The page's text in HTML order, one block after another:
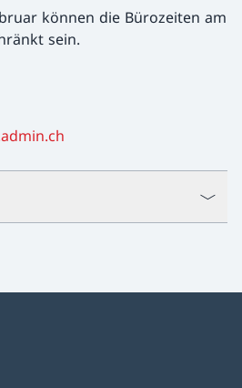
können die Bürozeiten am
sein.